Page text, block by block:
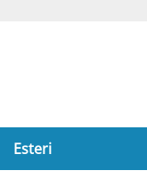
Esteri